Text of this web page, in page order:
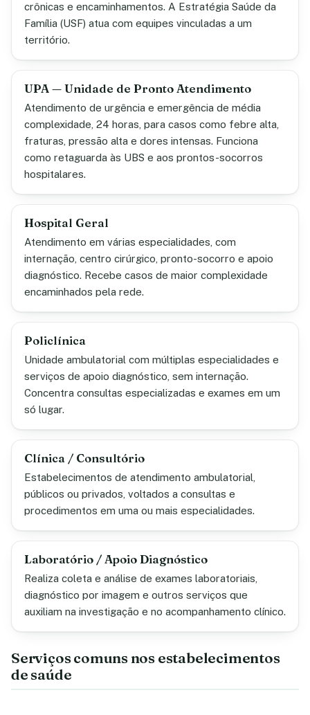
crônicas e encaminhamentos. A Estratégia Saúde da
Família (USF) atua com equipes vinculadas a um
território.
UPA — Unidade de Pronto Atendimento
Atendimento de urgência e emergência de média
complexidade, 24 horas, para casos como febre alta,
fraturas, pressão alta e dores intensas. Funciona
como retaguarda às UBS e aos prontos-socorros
hospitalares.
Hospital Geral
Atendimento em várias especialidades, com
internação, centro cirúrgico, pronto-socorro e apoio
diagnóstico. Recebe casos de maior complexidade
encaminhados pela rede.
Policlínica
Unidade ambulatorial com múltiplas especialidades e
serviços de apoio diagnóstico, sem internação.
Concentra consultas especializadas e exames em um
só lugar.
Clínica / Consultório
Estabelecimentos de atendimento ambulatorial,
públicos ou privados, voltados a consultas e
procedimentos em uma ou mais especialidades.
Laboratório / Apoio Diagnóstico
Realiza coleta e análise de exames laboratoriais,
diagnóstico por imagem e outros serviços que
auxiliam na investigação e no acompanhamento clínico.
Serviços comuns nos estabelecimentos
de saúde